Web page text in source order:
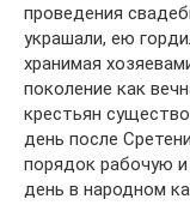
проведения
украшали, ею
хранимая
поколение как
крестьян
день после
порядок рабочую
день в народном